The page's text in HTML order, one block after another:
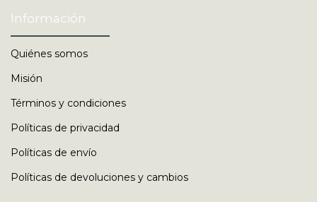
Información
Quiénes somos
Misión
Términos y condiciones
Políticas de privacidad
Políticas de envío
Políticas de devoluciones y cambios